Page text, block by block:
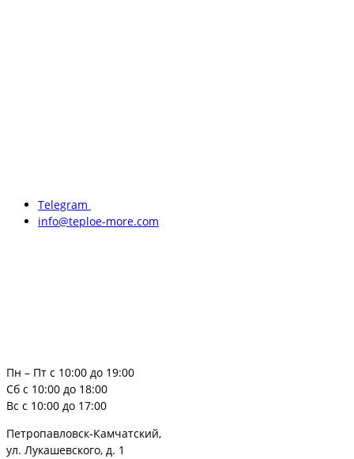
Telegram
info@teploe-more.com
Пн – Пт с 10:00 до 19:00
Сб с 10:00 до 18:00
Вс с 10:00 до 17:00
Петропавловск-Камчатский,
ул. Лукашевского, д. 1